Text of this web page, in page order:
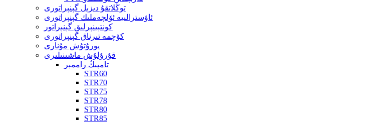
توڭلاتقۇ دىزېل گېنېراتورى
ئاۋسترالىيە ئۆلچەملىك گېنېراتورى
كونتېينېرلىق گېنېراتور
كۆچمە تىرناق گېنېراتورى
يورۇتۇش مۇنارى
قۇرۇلۇش ماشىنىلىرى
تامپىڭ راممېر
STR60
STR70
STR75
STR78
STR80
STR85